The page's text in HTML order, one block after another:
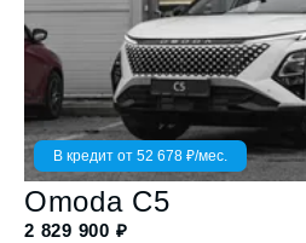
В кредит от 52 678 ₽/мес.
Omoda C5
2 829 900 ₽